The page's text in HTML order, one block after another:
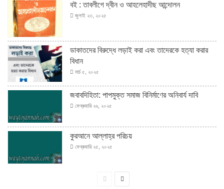
বই : তাবলীগে দ্বীন ও আহলেহাদীছ আন্দোলন
জুলাই ২৩, ২০২৫
ডাকাতদের বিরুদ্ধে লড়াই করা এবং তাদেরকে হত্যা করার
বিধান
মার্চ ৫, ২০২৫
জবাবদিহিতা: পাপমুক্ত সমাজ বিনির্মাণের অনিবার্য দাবি
ফেব্রুয়ারি ২৬, ২০২৫
কুরআনে আল্লাহ্‌র পরিচয়
ফেব্রুয়ারি ২৫, ২০২৫
পূর্বের পরবর্তী